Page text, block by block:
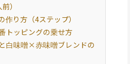
）
作り方（4ステップ）
トッピングの乗せ方
白味噌×赤味噌ブレンドの